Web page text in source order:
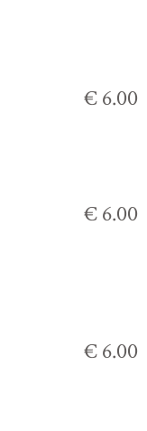
€ 6.00
€ 6.00
€ 6.00